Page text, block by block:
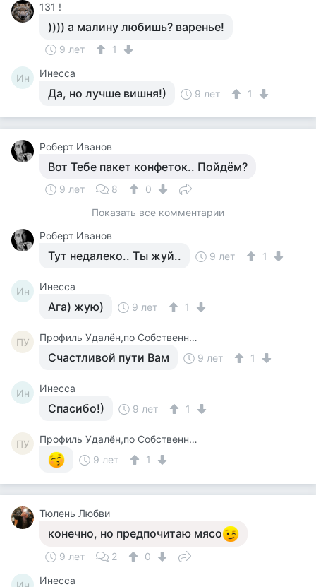
131 !
)))) а малину любишь? варенье!
9 лет 1
Ин Инесса
Да, но лучше вишня!) 9 лет 1
Роберт Иванов
Вот Тебе пакет конфеток.. Пойдём?
9 лет 8
0
Показать все комментарии
Роберт Иванов
Тут недалеко.. Ты жуй.. 9 лет 1
Ин Инесса
Ага) жую) 9 лет 1
ПУ Профиль Удалён,по Собственному Желанию :kissing_Heart:
Счастливой пути Вам 9 лет 1
Ин Инесса
Спасибо!) 9 лет 1
ПУ
Профиль Удалён,по Собственному Желанию :kissing_Heart:
9 лет
1
Тюлень Любви
конечно, но предпочитаю мясо
9 лет 2 0
Инесса